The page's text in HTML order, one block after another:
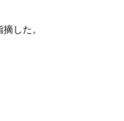
した。